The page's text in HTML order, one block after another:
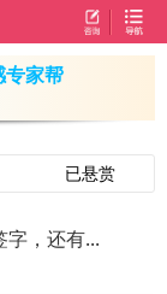
家帮
已悬赏
，还有...